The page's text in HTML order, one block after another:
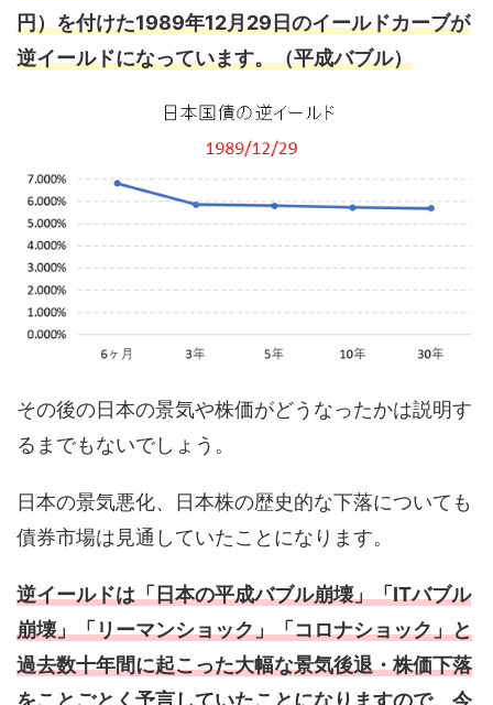
円）を付けた1989年12月29日のイールドカーブが
逆イールドになっています。（平成バブル）
その後の日本の景気や株価がどうなったかは説明す
るまでもないでしょう。
日本の景気悪化、日本株の歴史的な下落についても
債券市場は見通していたことになります。
逆イールドは「日本の平成バブル崩壊」「ITバブル
崩壊」「リーマンショック」「コロナショック」と
過去数十年間に起こった大幅な景気後退・株価下落